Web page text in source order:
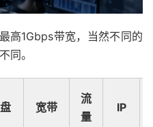
高1Gbps带宽，当然不同的
同。
宽带
流
量
IP